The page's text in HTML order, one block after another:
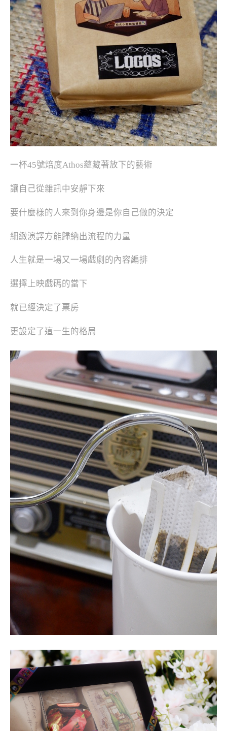
一杯45號焙度Athos蘊藏著放下的藝術
讓自己從雜訊中安靜下來
要什麼樣的人來到你身邊是你自己做的決定
細緻演譯方能歸納出流程的力量
人生就是一場又一場戲劇的內容編排
選擇上映戲碼的當下
就已經決定了票房
更設定了這一生的格局